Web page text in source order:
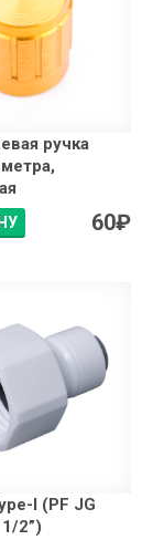
ручка
60₽
I (PF JG
2”)